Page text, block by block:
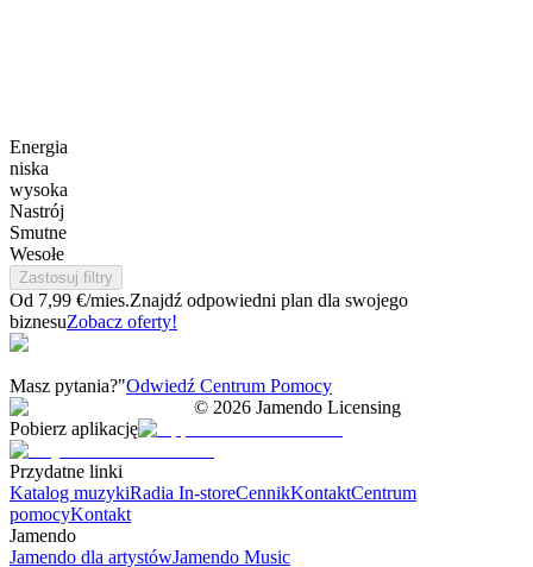
Energia
niska
wysoka
Nastrój
Smutne
Wesołe
Zastosuj filtry
Od 7,99 €/mies.Znajdź odpowiedni plan dla swojego
biznesuZobacz oferty!
Masz pytania?"Odwiedź Centrum Pomocy
© 2026 Jamendo Licensing
Pobierz aplikację
Przydatne linki
Katalog muzykiRadia In-storeCennikKontaktCentrum
pomocyKontakt
Jamendo
Jamendo dla artystówJamendo Music